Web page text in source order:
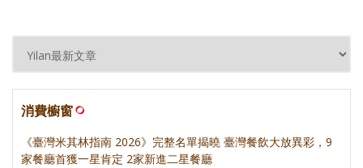
消費櫥窗
《臺灣米其林指南 2026》完整名單揭曉 臺灣餐飲大放異彩，9
家餐廳首獲一星肯定 2家新進二星餐廳